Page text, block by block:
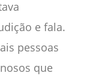
e fala.
pessoas
que